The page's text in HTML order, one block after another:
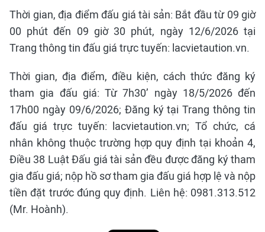
Thời gian, địa điểm đấu giá tài sản: Bắt đầu từ 09 giờ
00 phút đến 09 giờ 30 phút, ngày 12/6/2026 tại
Trang thông tin đấu giá trực tuyến: lacvietaution.vn.
Thời gian, địa điểm, điều kiện, cách thức đăng ký
tham gia đấu giá: Từ 7h30’ ngày 18/5/2026 đến
17h00 ngày 09/6/2026; Đăng ký tại Trang thông tin
đấu giá trực tuyến: lacvietaution.vn; Tổ chức, cá
nhân không thuộc trường hợp quy định tại khoản 4,
Điều 38 Luật Đấu giá tài sản đều được đăng ký tham
gia đấu giá; nộp hồ sơ tham gia đấu giá hợp lệ và nộp
tiền đặt trước đúng quy định. Liên hệ: 0981.313.512
(Mr. Hoành).